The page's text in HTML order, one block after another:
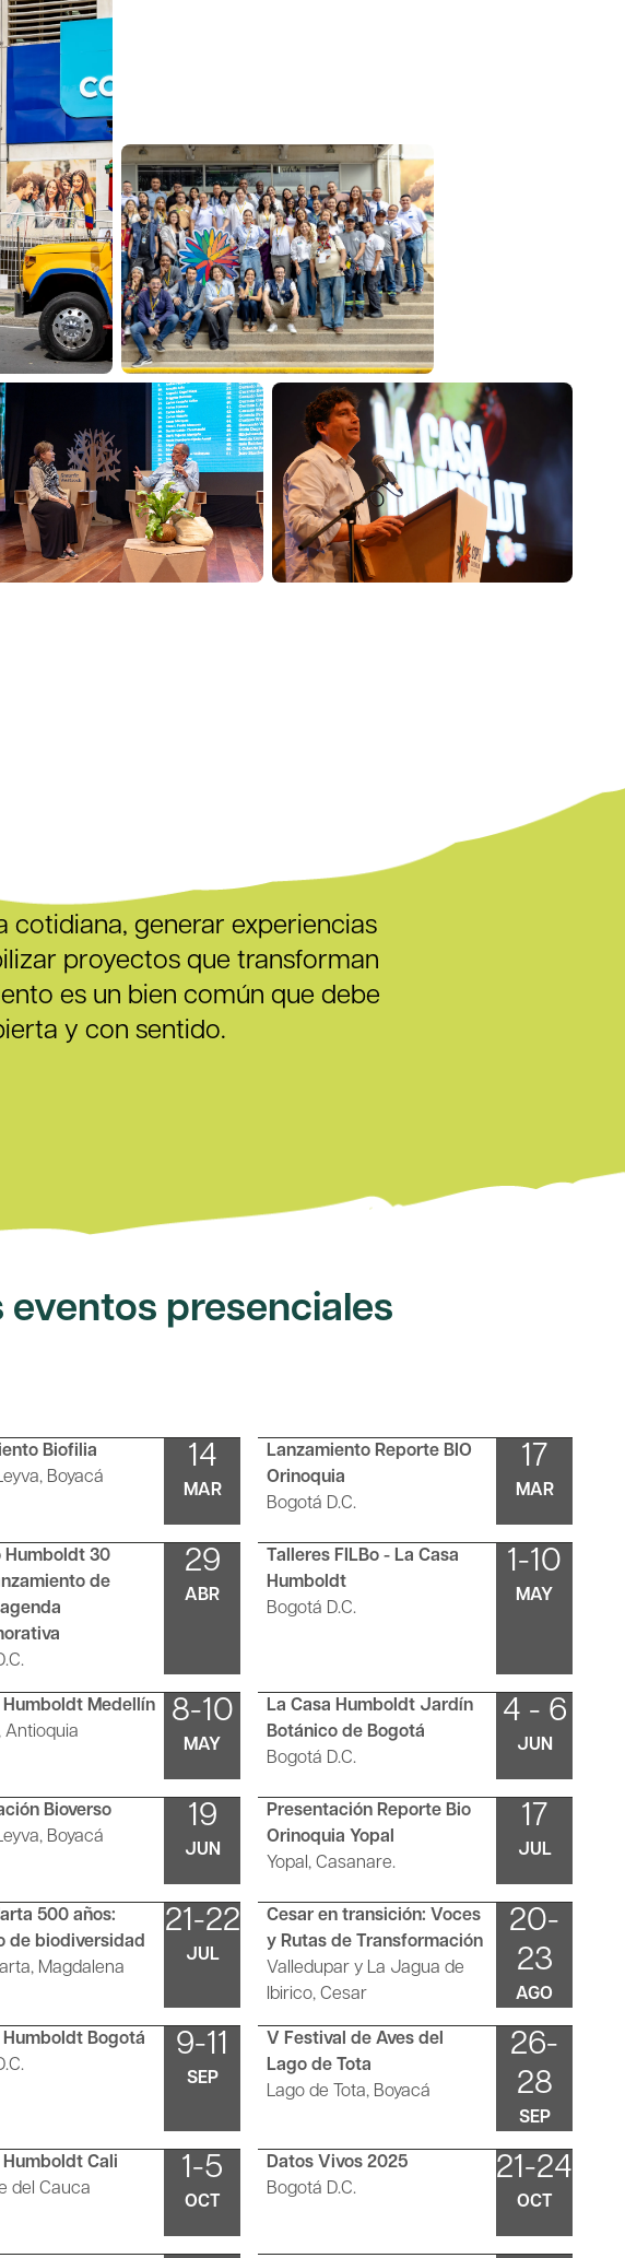
cotidiana, generar experiencias
proyectos que transforman
es un bien común que debe
y con sentido.
eventos presenciales
Biofilia
Boyacá
14
MAR
Lanzamiento Reporte BIO
Orinoquia
Bogotá D.C.
17
MAR
Humboldt 30
de
29
ABR
Talleres FILBo - La Casa
Humboldt
Bogotá D.C.
1-10
MAY
Humboldt Medellín
Antioquia
8-10
MAY
La Casa Humboldt Jardín
Botánico de Bogotá
Bogotá D.C.
4 - 6
JUN
Bioverso
Boyacá
19
JUN
Presentación Reporte Bio
Orinoquia Yopal
Yopal, Casanare.
17
JUL
500 años:
de biodiversidad
Magdalena
21-22
JUL
Cesar en transición: Voces
y Rutas de Transformación
Valledupar y La Jagua de
Ibirico, Cesar
20-
23
AGO
Humboldt Bogotá
9-11
SEP
V Festival de Aves del
Lago de Tota
Lago de Tota, Boyacá
26-
28
SEP
Humboldt Cali
del Cauca
1-5
OCT
Datos Vivos 2025
Bogotá D.C.
21-24
OCT